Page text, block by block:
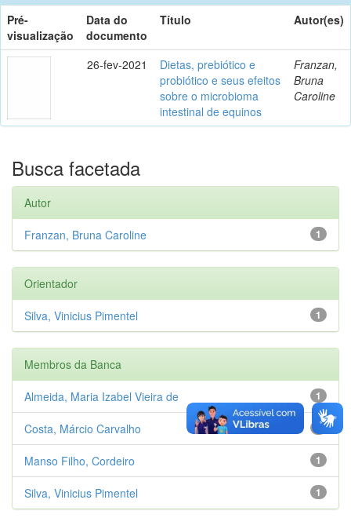
Pré-
visualização
Data do
documento
Título Autor(es)
26-fev-2021
Dietas, prebiótico e
probiótico e seus efeitos
sobre o microbioma
intestinal de equinos
Franzan,
Bruna
Caroline
Busca facetada
Autor
1
Franzan, Bruna Caroline
Orientador
1
Silva, Vinicius Pimentel
Membros da Banca
1
Almeida, Maria Izabel Vieira de
1
Costa, Márcio Carvalho
1
Manso Filho, Cordeiro
1
Silva, Vinicius Pimentel